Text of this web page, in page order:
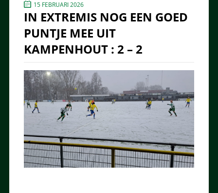
15 FEBRUARI 2026
IN EXTREMIS NOG EEN GOED
PUNTJE MEE UIT
KAMPENHOUT : 2 – 2